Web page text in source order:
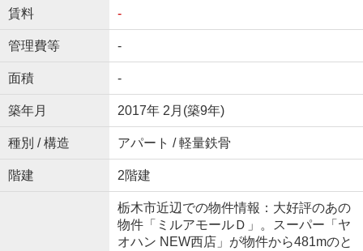
賃料 -
管理費等 -
面積 -
築年月 2017年 2月(築9年)
種別 / 構造 アパート / 軽量鉄骨
階建 2階建
栃木市近辺での物件情報：大好評のあの
物件「ミルアモールＤ」。スーパー「ヤ
オハン NEW西店」が物件から481mのと